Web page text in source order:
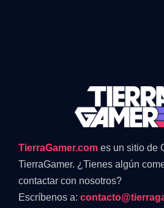
TierraGamer.com es un sitio de
TierraGamer. ¿Tienes algún
contactar con nosotros?
Escríbenos a: